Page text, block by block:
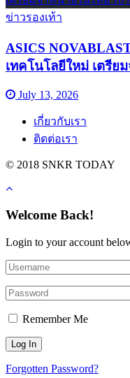
ข่าวรองเท้า
ASICS
เทคโนโลยีใหม่ เตรีย
July 13, 2026
เกี่ยวกับเรา
ติดต่อเรา
© 2018 SNKR TODAY
Welcome Back!
Login to your account
Remember Me
Forgotten Password?